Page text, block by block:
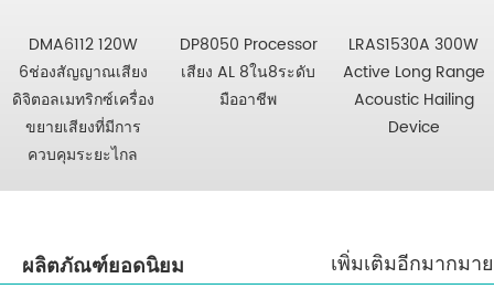
DMA6112 120W
6ช่องสัญญาณเสียง
ดิจิตอลเมทริกซ์เครื่อง
ขยายเสียงที่มีการ
ควบคุมระยะไกล
DP8050 Processor
เสียง AL 8ใน8ระดับ
มืออาชีพ
LRAS1530A 300W
Active Long Range
Acoustic Hailing
Device
ผลิตภัณฑ์ยอดนิยม เพิ่มเติมอีกมากมาย